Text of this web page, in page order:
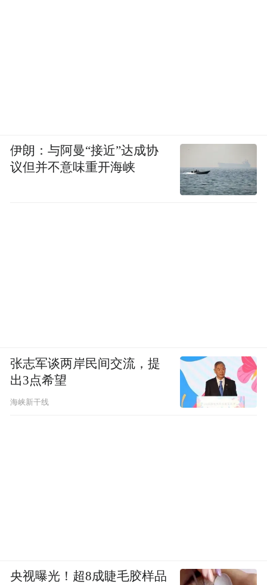
伊朗：与阿曼“接近”达成协
议但并不意味重开海峡
张志军谈两岸民间交流，提
出3点希望
海峡新干线
央视曝光！超8成睫毛胶样品